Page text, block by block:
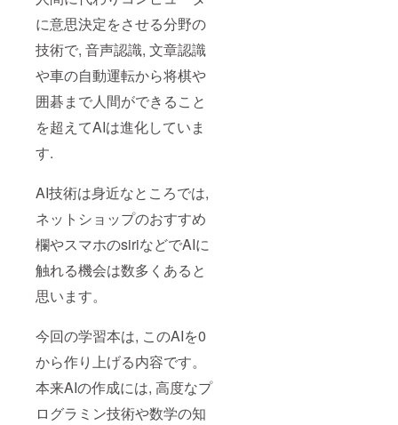
に意思決定をさせる分野の
技術で, 音声認識, 文章認識
や車の自動運転から将棋や
囲碁まで人間ができること
を超えてAIは進化していま
す.
AI技術は身近なところでは,
ネットショップのおすすめ
欄やスマホのsiriなどでAIに
触れる機会は数多くあると
思います。
今回の学習本は, このAIを0
から作り上げる内容です。
本来AIの作成には, 高度なプ
ログラミン技術や数学の知